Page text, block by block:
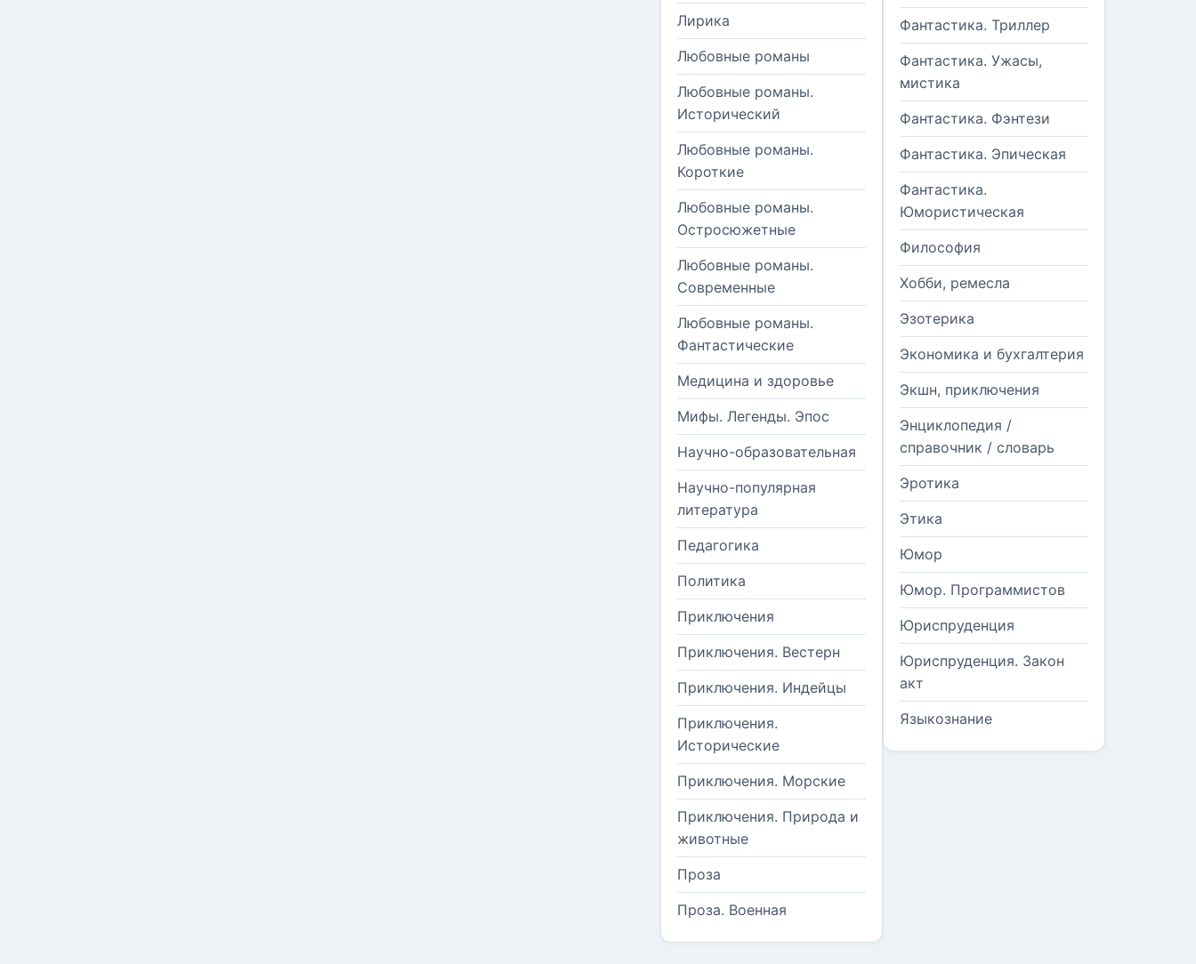
Лирика
Любовные романы
Любовные романы.
Исторический
Любовные романы.
Короткие
Любовные романы.
Остросюжетные
Любовные романы.
Современные
Любовные романы.
Фантастические
Медицина и здоровье
Мифы. Легенды. Эпос
Научно-образовательная
Научно-популярная
литература
Педагогика
Политика
Приключения
Приключения. Вестерн
Приключения. Индейцы
Приключения.
Исторические
Приключения. Морские
Приключения. Природа и
животные
Проза
Проза. Военная
Фантастика. Триллер
Фантастика. Ужасы,
мистика
Фантастика. Фэнтези
Фантастика. Эпическая
Фантастика.
Юмористическая
Философия
Хобби, ремесла
Эзотерика
Экономика и бухгалтерия
Экшн, приключения
Энциклопедия /
справочник / словарь
Эротика
Этика
Юмор
Юмор. Программистов
Юриспруденция
Юриспруденция. Закон
акт
Языкознание